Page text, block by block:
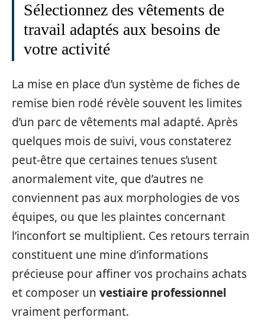
Sélectionnez des vêtements de
travail adaptés aux besoins de
votre activité
La mise en place d’un système de fiches de
remise bien rodé révèle souvent les limites
d’un parc de vêtements mal adapté. Après
quelques mois de suivi, vous constaterez
peut-être que certaines tenues s’usent
anormalement vite, que d’autres ne
conviennent pas aux morphologies de vos
équipes, ou que les plaintes concernant
l’inconfort se multiplient. Ces retours terrain
constituent une mine d’informations
précieuse pour affiner vos prochains achats
et composer un vestiaire professionnel
vraiment performant.